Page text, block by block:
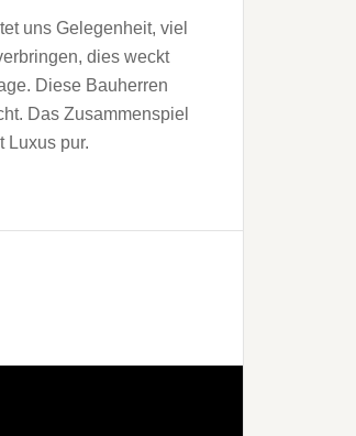
uns Gelegenheit, viel
dies weckt
Diese Bauherren
Das Zusammenspiel
Luxus pur.